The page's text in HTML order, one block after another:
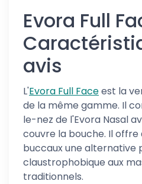
Evora Full
avis
L'Evora Full Faceest la
de la même gamme. Il
le-nez de l'Evora Nasal
couvre la bouche. Il offre
buccaux une alternative
claustrophobique aux
traditionnels.